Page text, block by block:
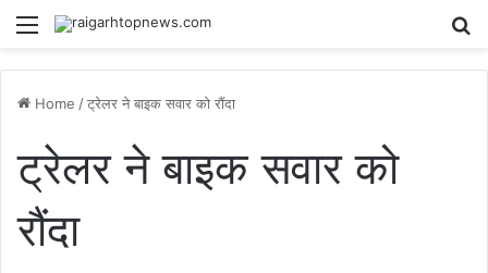
Menu
Home /ट्रेलर ने बाइक सवार को रौंदा
ट्रेलर ने बाइक सवार को
रौंदा